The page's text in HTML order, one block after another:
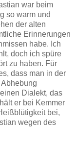
war beim
so warm und
der alten
Erinnerungen
habe. Ich
doch ich spüre
zu haben. Für
dass man in der
Dialekt, das
er bei Kemmer
bei,
wegen des